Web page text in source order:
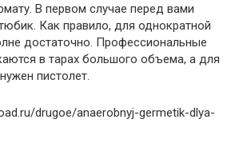
В первом случае перед вами
Как правило, для однократной
достаточно. Профессиональные
в тарах большого объема, а для
пистолет.
drugoe/anaerobnyj-germetik-dlya-